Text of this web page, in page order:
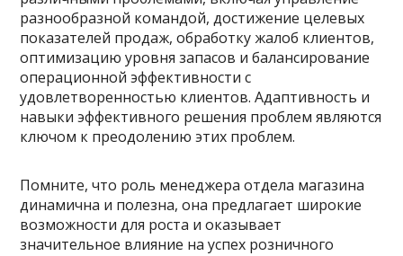
разнообразной командой, достижение целевых
показателей продаж, обработку жалоб клиентов,
оптимизацию уровня запасов и балансирование
операционной эффективности с
удовлетворенностью клиентов. Адаптивность и
навыки эффективного решения проблем являются
ключом к преодолению этих проблем.
Помните, что роль менеджера отдела магазина
динамична и полезна, она предлагает широкие
возможности для роста и оказывает
значительное влияние на успех розничного